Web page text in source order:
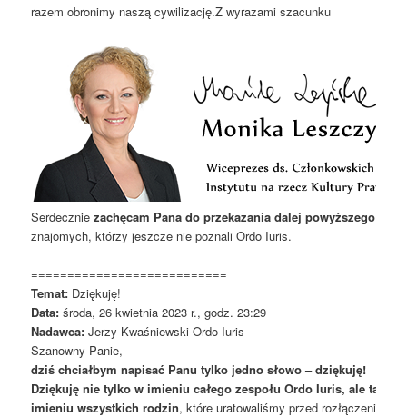
razem obronimy naszą cywilizację.Z wyrazami szacunku
Serdeczniezachęcam Pana do przekazania dalej powyższego
znajomych, którzy jeszcze nie poznali Ordo Iuris.
===========================
Temat: Dziękuję!
Data: środa, 26 kwietnia 2023 r., godz. 23:29
Nadawca: Jerzy Kwaśniewski Ordo Iuris
Szanowny Panie,
dziś chciałbym napisać Panu tylko jedno słowo – dziękuję!
Dziękuję nie tylko w imieniu całego zespołu Ordo Iuris, ale także
imieniu wszystkich rodzin, które uratowaliśmy przed rozłączeniem